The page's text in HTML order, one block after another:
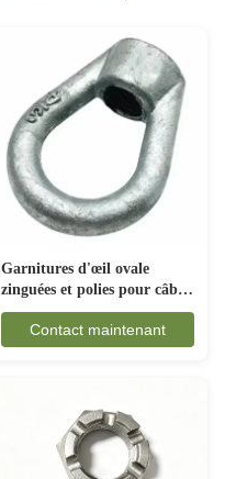
Garnitures d'œil ovale
zinguées et polies pour câbles
électriques
Contact maintenant